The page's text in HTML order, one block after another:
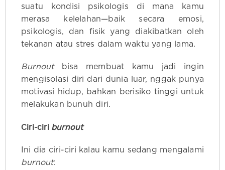
suatu kondisi psikologis di mana kamu
merasa kelelahan—baik secara emosi,
psikologis, dan fisik yang diakibatkan oleh
tekanan atau stres dalam waktu yang lama.
Burnoutbisa membuat kamu jadi ingin
mengisolasi diri dari dunia luar, nggak punya
motivasi hidup, bahkan berisiko tinggi untuk
melakukan bunuh diri.
Ciri-ciri burnout
Ini dia ciri-ciri kalau kamu sedang mengalami
burnout: